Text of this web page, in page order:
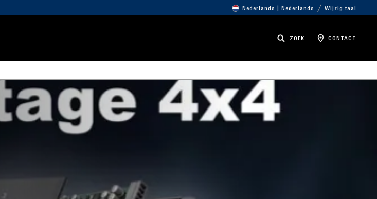
Nederlands | Nederlands Wijzig taal
ZOEK CONTACT